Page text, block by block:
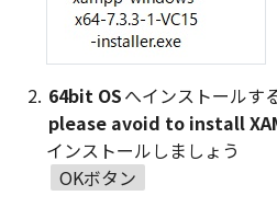
64bit OSへインストールす
please avoid to install
インストールしましょう
OKボタン